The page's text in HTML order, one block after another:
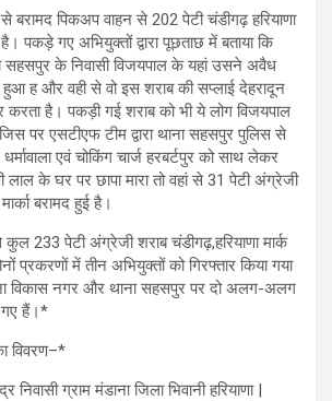
पिकअप वाहन से 202 पेटी चंडीगढ़ हरियाणा
है। पकड़े गए अभियुक्तों द्वारा पूछताछ में बताया कि
सहसपुर के निवासी विजयपाल के यहां उसने अवैध
हुआ ह और वही से वो इस शराब की सप्लाई देहरादून
करता है। पकड़ी गई शराब को भी ये लोग विजयपाल
पर एसटीएफ टीम द्वारा थाना सहसपुर पुलिस से
एवं चोकिंग चार्ज हरबर्टपुर को साथ लेकर
लाल के घर पर छापा मारा तो वहां से 31 पेटी अंग्रेजी
बरामद हुई है।
कुल 233 पेटी अंग्रेजी शराब चंडीगढ़,हरियाणा मार्क
प्रकरणों में तीन अभियुक्तों को गिरफ्तार किया गया
विकास नगर और थाना सहसपुर पर दो अलग-अलग
गए हैं।*
विवरण–*
निवासी ग्राम मंडाना जिला भिवानी हरियाणा |